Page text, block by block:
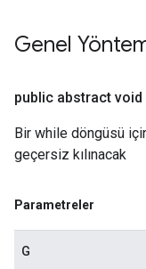
Genel
public abstract void
Bir while döngüsü
geçersiz kılınacak
Parametreler
G